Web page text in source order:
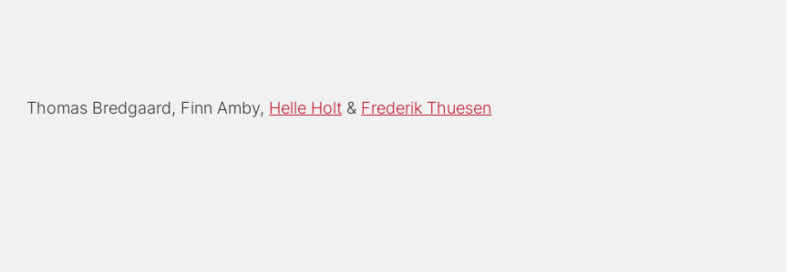
Thomas Bredgaard Finn Amby Helle Holt Frederik Thuesen